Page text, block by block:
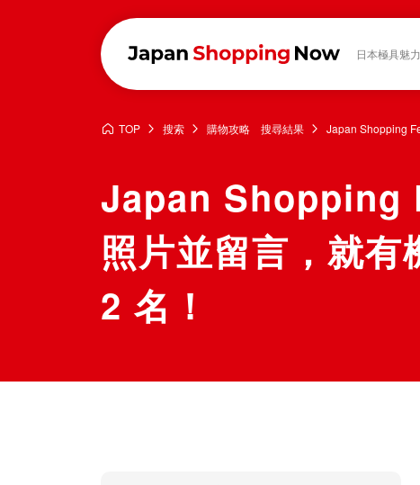
日本極具魅
TOP 搜索 購物攻略 搜尋結果 Japan Shopping
Japan Shopping
照片並留言，就
2 名！